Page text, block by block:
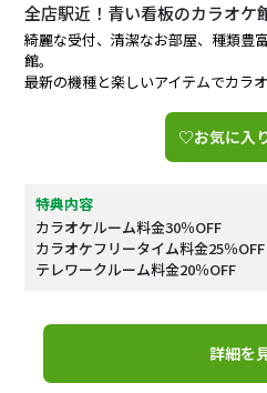
全店駅近！青い看板のカラオケ
綺麗な受付、清潔なお部屋、種類豊
館。
最新の機種と楽しいアイテムでカラ
♡お気に入
特典内容
カラオケルーム料金30％OFF
カラオケフリータイム料金25％OFF
テレワークルーム料金20％OFF
詳細を